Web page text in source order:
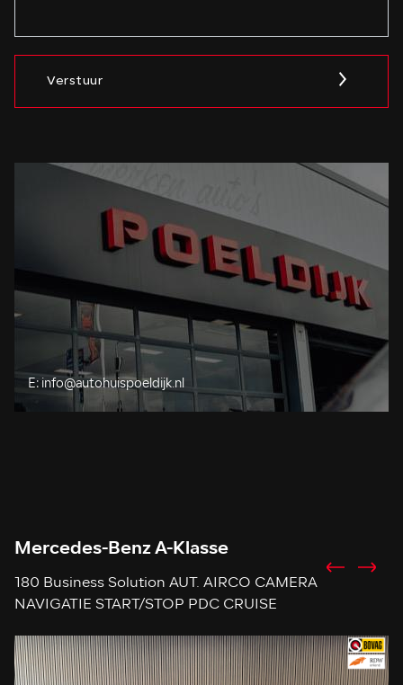
Verstuur
E: info@autohuispoeldijk.nl
Mercedes-Benz A-Klasse
180 Business Solution AUT. AIRCO CAMERA
NAVIGATIE START/STOP PDC CRUISE